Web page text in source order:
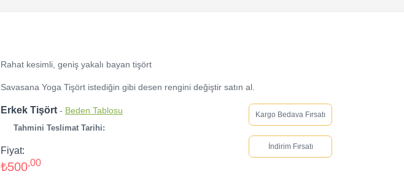
Rahat kesimli, geniş yakalı bayan tişört
Savasana Yoga Tişört istediğin gibi desen rengini değiştir satın al.
Erkek Tişört - Beden Tablosu
Tahmini Teslimat Tarihi:
Kargo Bedava!
3 adet alırsan %5
İndirim Fırsatı
Fiyat:
₺500,00